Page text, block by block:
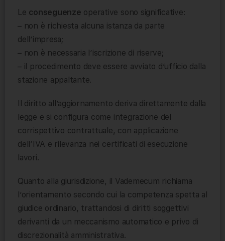
Le conseguenze operative sono significative:
– non è richiesta alcuna istanza da parte
dell’impresa;
– non è necessaria l’iscrizione di riserve;
– il procedimento deve essere avviato d’ufficio dalla
stazione appaltante.
Il diritto all’aggiornamento deriva direttamente dalla
legge e si configura come integrazione del
corrispettivo contrattuale, con applicazione
dell’IVA e rilevanza nei certificati di esecuzione
lavori.
Quanto alla giurisdizione, il Vademecum richiama
l’orientamento secondo cui la competenza spetta al
giudice ordinario, trattandosi di diritti soggettivi
derivanti da un meccanismo automatico e privo di
discrezionalità amministrativa.